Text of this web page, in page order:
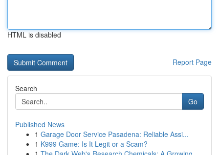
HTML is disabled
Report Page
Search
Go
Published News
1 Garage Door Service Pasadena: Reliable Assi...
1 K999 Game: Is It Legit or a Scam?